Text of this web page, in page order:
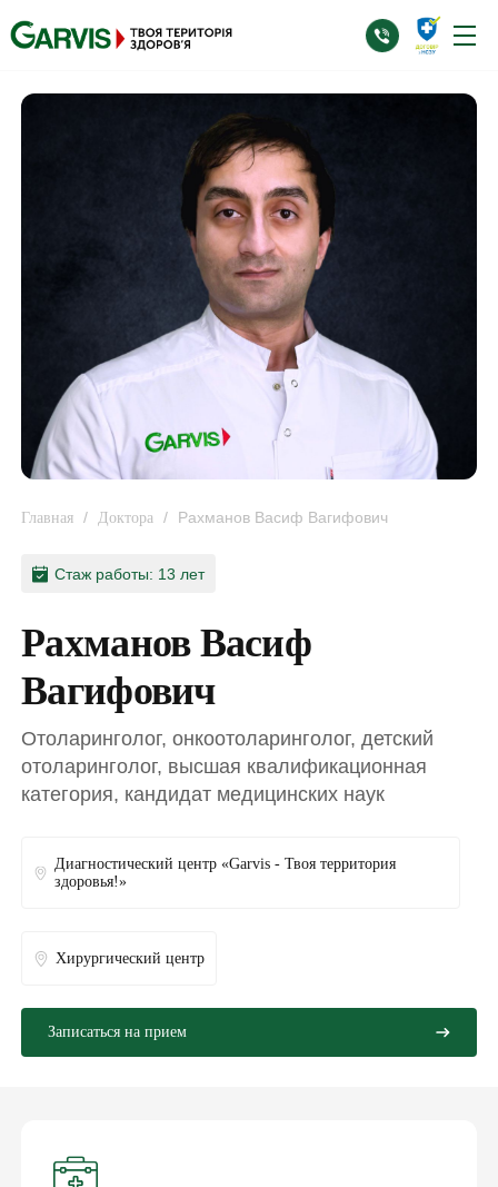
Главная / Доктора / Рахманов Васиф Вагифович
Стаж работы: 13 лет
Рахманов Васиф
Вагифович
Отоларинголог, онкоотоларинголог, детский
отоларинголог, высшая квалификационная
категория, кандидат медицинских наук
Диагностический центр «Garvis - Твоя территория
здоровья!»
Хирургический центр
Записаться на прием